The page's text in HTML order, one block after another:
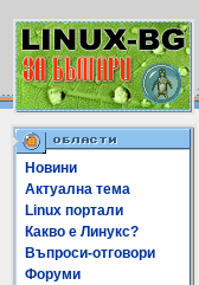
Новини
Актуална тема
Linux портали
Какво е Линукс?
Въпроси-отговори
Форуми